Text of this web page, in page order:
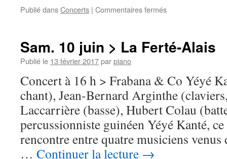
Publié dansConcerts | Commentaires ferméssur
>
Alais
Sam. 10 juin > La Ferté-Alais
Publié le 13 février 2017parpiano
Concert à 16 h > Frabana & Co Yéyé
chant), Jean-Bernard Arginthe
Laccarrière (basse), Hubert Colau
percussionniste guinéen Yéyé Kanté,
rencontre entre quatre musiciens
… Continuer la lecture →